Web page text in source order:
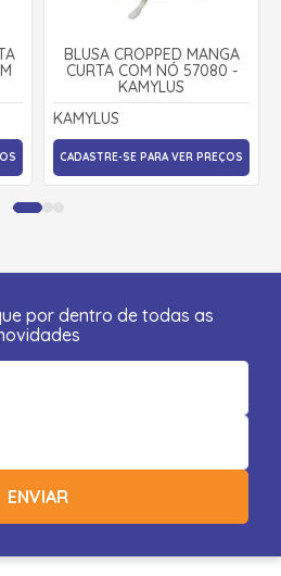
BLUSA CROPPED MANGA
CURTA COM NÓ 57080 -
KAMYLUS
KAMYLUS
CADASTRE-SE PARA VER PREÇOS
por dentro de todas as
ENVIAR